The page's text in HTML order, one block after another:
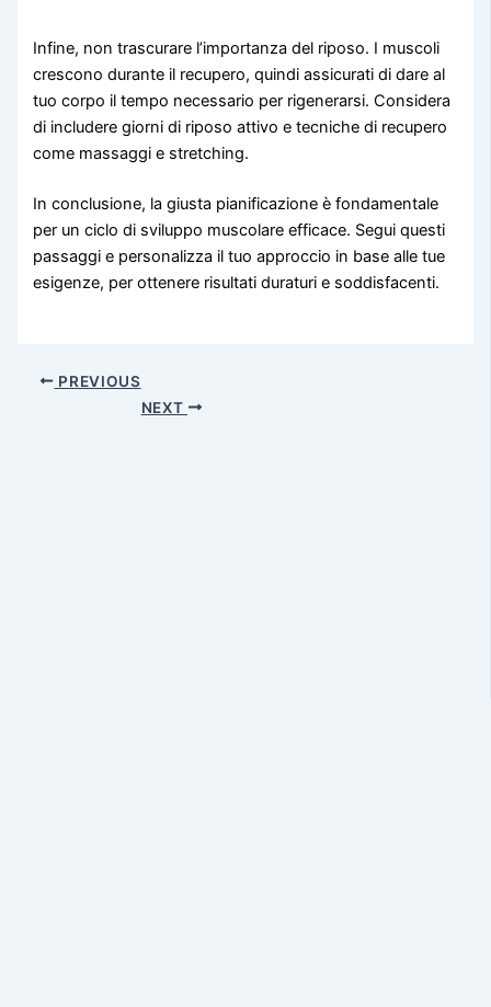
Infine, non trascurare l’importanza del riposo. I muscoli
crescono durante il recupero, quindi assicurati di dare al
tuo corpo il tempo necessario per rigenerarsi. Considera
di includere giorni di riposo attivo e tecniche di recupero
come massaggi e stretching.
In conclusione, la giusta pianificazione è fondamentale
per un ciclo di sviluppo muscolare efficace. Segui questi
passaggi e personalizza il tuo approccio in base alle tue
esigenze, per ottenere risultati duraturi e soddisfacenti.
PREVIOUS
NEXT